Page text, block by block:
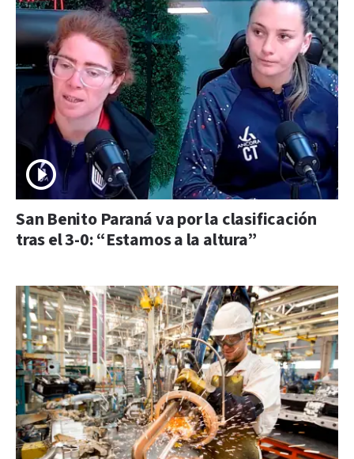
San Benito Paraná va por la clasificación
tras el 3-0: “Estamos a la altura”